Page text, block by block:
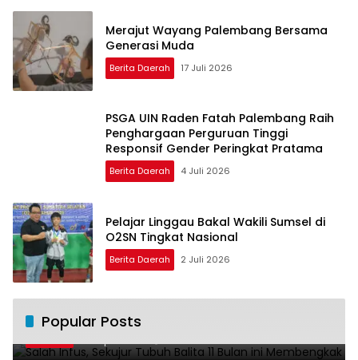
Merajut Wayang Palembang Bersama
Generasi Muda
Berita Daerah 17 Juli 2026
PSGA UIN Raden Fatah Palembang Raih
Penghargaan Perguruan Tinggi
Responsif Gender Peringkat Pratama
Berita Daerah 4 Juli 2026
Pelajar Linggau Bakal Wakili Sumsel di
O2SN Tingkat Nasional
Berita Daerah 2 Juli 2026
Popular Posts
1
ini Membengkak